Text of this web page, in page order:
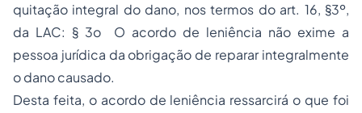
quitação integral do dano, nos termos do art. 16, §3º,
da LAC: § 3o O acordo de leniência não exime a
pessoa jurídica da obrigação de reparar integralmente
o dano causado.
Desta feita, o acordo de leniência ressarcirá o que foi